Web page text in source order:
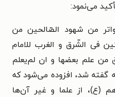
می‌نمود:
من شهود الصّالحین من
فی الشّرق و الغرب للامام
من علم بعضها و ان لم‌یعلم
گفته شد، افزوده می‌شود که
(ع)، از علما و غیر آن‌ها